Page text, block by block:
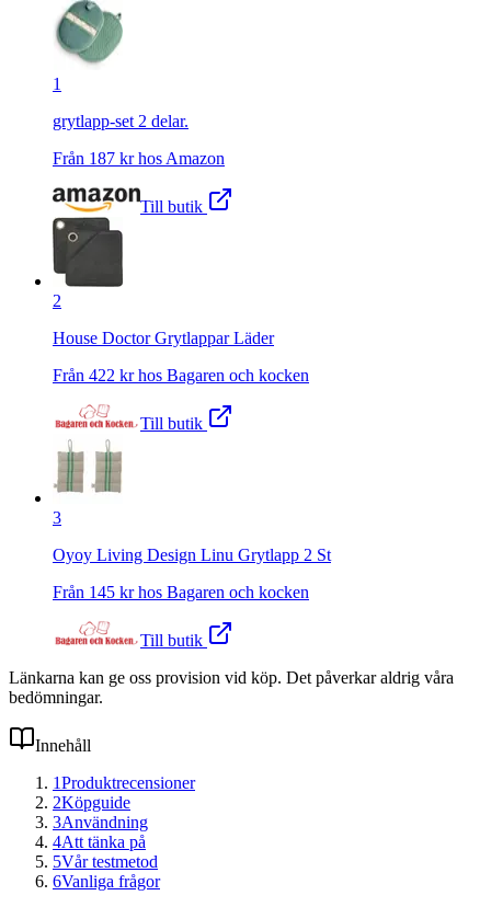
1
grytlapp-set 2 delar.
Från 187 kr hos Amazon
Till butik
2
House Doctor Grytlappar Läder
Från 422 kr hos Bagaren och kocken
Till butik
3
Oyoy Living Design Linu Grytlapp 2 St
Från 145 kr hos Bagaren och kocken
Till butik
Länkarna kan ge oss provision vid köp. Det påverkar aldrig våra
bedömningar.
Innehåll
1Produktrecensioner
2Köpguide
3Användning
4Att tänka på
5Vår testmetod
6Vanliga frågor